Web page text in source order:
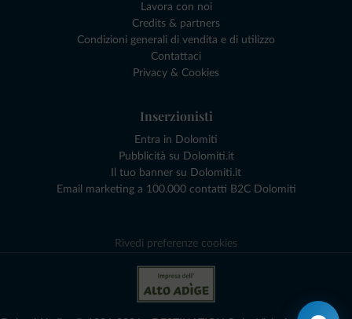
Lavora con noi
Credits & partners
Condizioni generali di vendita e di utilizzo
Contattaci
Privacy & Cookies
Inserzionisti
Entra in Dolomiti
Pubblicità su Dolomiti.it
Il tuo banner su Dolomiti.it
Email marketing a 100.000 contatti B2C Dolomiti
Rivedi preferenze cookies